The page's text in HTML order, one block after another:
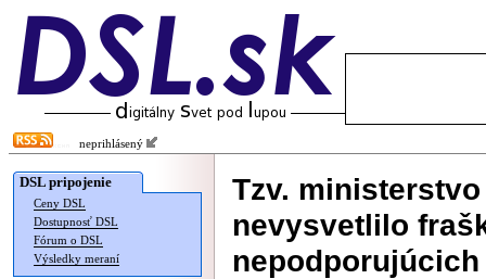
neprihlásený
DSL pripojenie
Ceny DSL
Dostupnosť DSL
Fórum o DSL
Výsledky meraní
Tzv.
nevysvetlilo